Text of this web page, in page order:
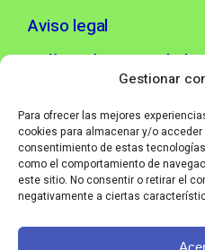
Gestionar
Para ofrecer las mejores
cookies para almacenar y/o
consentimiento de estas
como el comportamiento de
este sitio. No consentir o retirar el
negativamente a ciertas
Aviso legal
Política de privacidad
Info contacto
info@corebmusic.es